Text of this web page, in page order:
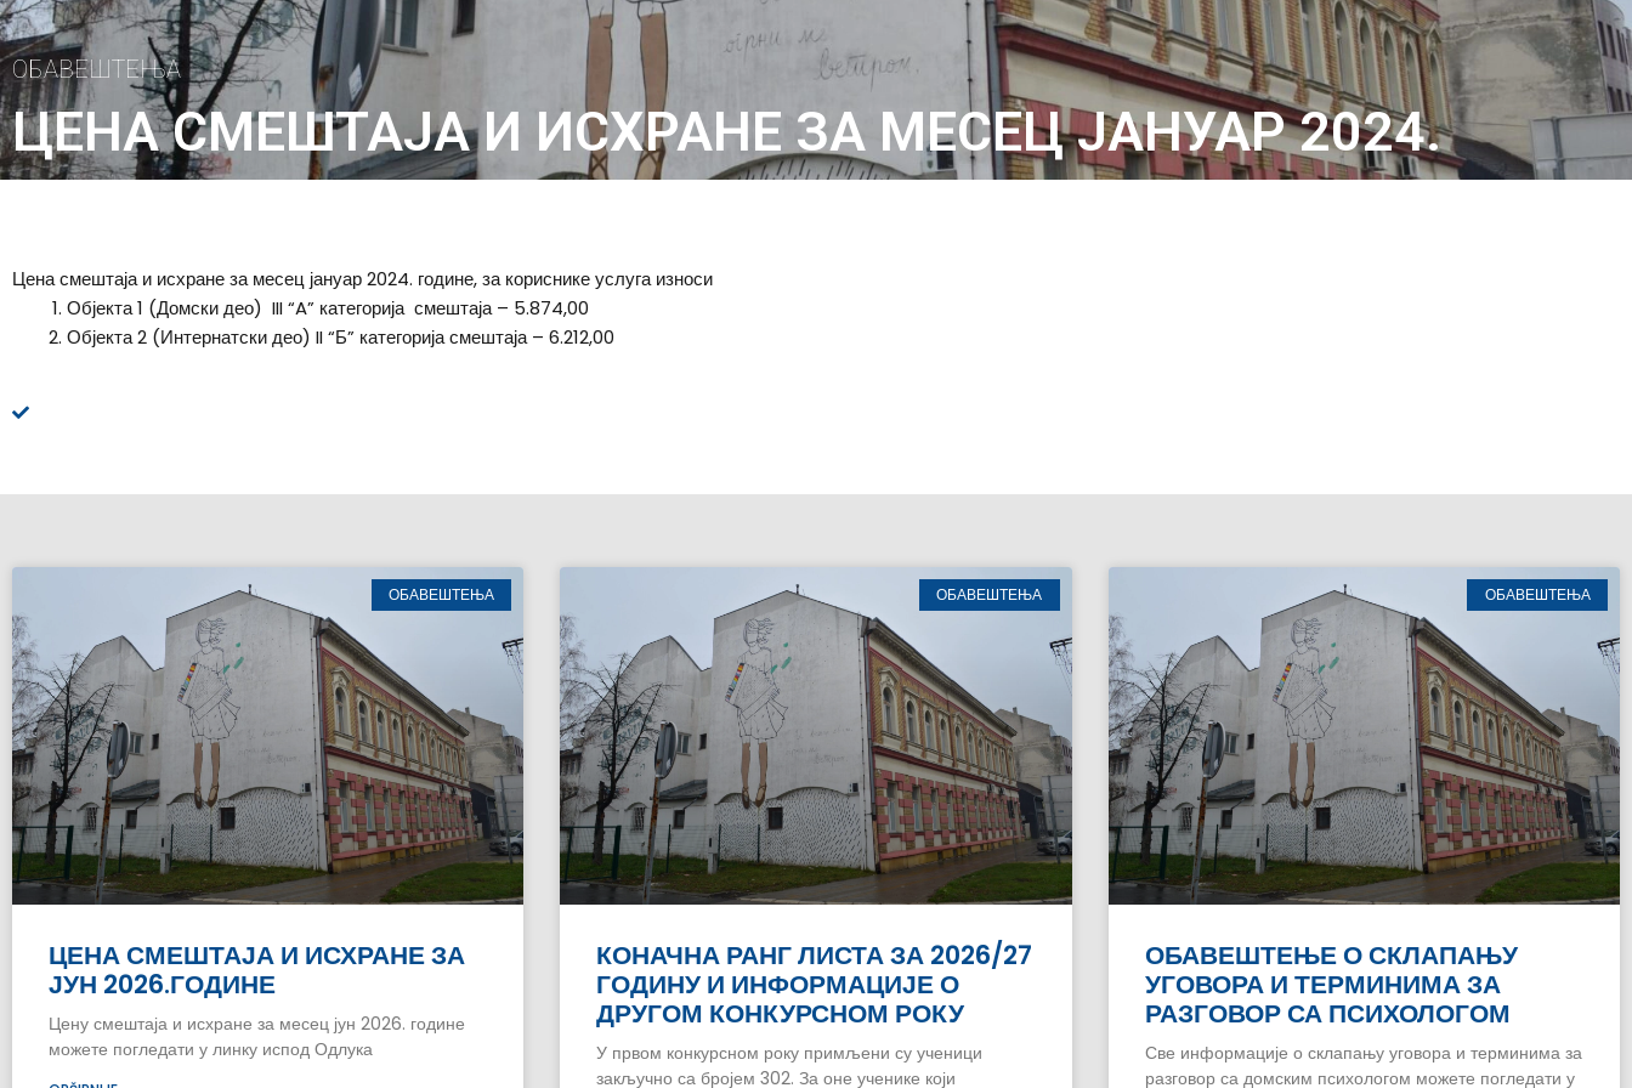
ОБАВЕШТЕЊА
ЦЕНА СМЕШТАЈА И ИСХРАНЕ ЗА МЕСЕЦ ЈАНУАР 2024.
Цена смештаја и исхране за месец јануар 2024. године, за кориснике услуга износи
Објекта 1 (Домски део) III “A” категорија смештаја – 5.874,00
Објекта 2 (Интернатски део) II “Б” категорија смештаја – 6.212,00
ОБАВЕШТЕЊА
ЦЕНА СМЕШТАЈА И ИСХРАНЕ ЗА
ЈУН 2026.ГОДИНЕ
Цену смештаја и исхране за месец јун 2026. године
можете погледати у линку испод Одлука
ОБАВЕШТЕЊА
КОНАЧНА РАНГ ЛИСТА ЗА 2026/27
ГОДИНУ И ИНФОРМАЦИЈЕ О
ДРУГОМ КОНКУРСНОМ РОКУ
У првом конкурсном року примљени су ученици
закључно са бројем 302. За оне ученике који
ОБАВЕШТЕЊА
ОБАВЕШТЕЊЕ О СКЛАПАЊУ
УГОВОРА И ТЕРМИНИМА ЗА
РАЗГОВОР СА ПСИХОЛОГОМ
Све информације о склапању уговора и терминима за
разговор са домским психологом можете погледати у